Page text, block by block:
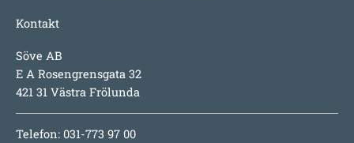
Kontakt
Söve AB
E A Rosengrensgata 32
421 31 Västra Frölunda
Telefon: 031-773 97 00